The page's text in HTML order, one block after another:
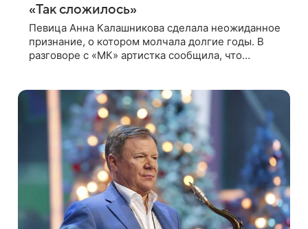
«Так сложилось»
Певица Анна Калашникова сделала неожиданное
признание, о котором молчала долгие годы. В
разговоре с «МК» артистка сообщила, что